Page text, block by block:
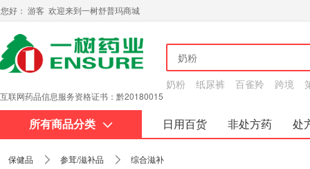
您好： 游客 欢迎来到一树舒普玛商城
互联网药品信息服务资格证书：黔20180015
奶粉 纸尿裤 百雀羚 跨境
所有商品分类 日用百货 非处方药
处
保健品 参茸/滋补品 综合滋补